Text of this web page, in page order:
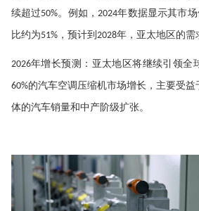
续超过50%。例如，2024年数据显示其市
比约为51%，预计到 2028年，亚太地区的需
‌2026年增长预测 ：亚太地区将继续引领全
60%的汽车空调压缩机市场增长，主要受
体的汽车销量和中产阶级扩张。